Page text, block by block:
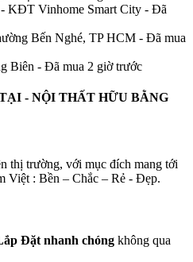
- KĐT Vinhome Smart City - Đã
Bến Nghé, TP HCM - Đã mua
Biên - Đã mua 2 giờ trước
- NỘI THẤT HỮU BẰNG
thị trường, với mục đích mang tới
Việt : Bền – Chắc – Rẻ - Đẹp.
Đặt nhanh chóng không qua